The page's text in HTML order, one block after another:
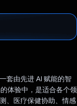
套由先进 AI 赋能的智
体验中，是适合各个领
、医疗保健协助、情感